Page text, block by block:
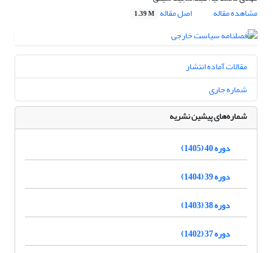
مشاهده مقاله
اصل مقاله 1.39 M
مقالات آماده انتشار
شماره جاری
شماره‌های پیشین نشریه
دوره 40 (1405)
دوره 39 (1404)
دوره 38 (1403)
دوره 37 (1402)